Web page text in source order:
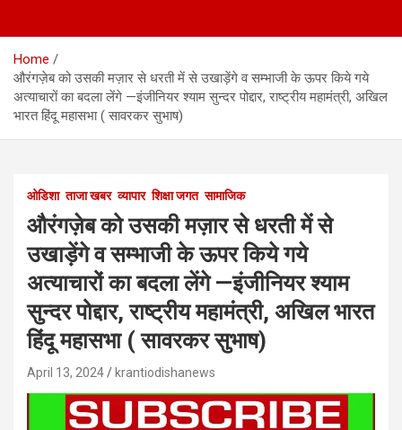
Home
औरंगज़ेब को उसकी मज़ार से धरती में से उखाड़ेंगे व सम्भाजी के ऊपर किये गये
अत्याचारों का बदला लेंगे —इंजीनियर श्याम सुन्दर पोद्दार, राष्ट्रीय महामंत्री, अखिल
भारत हिंदू महासभा ( सावरकर सुभाष)
ओडिशा ताजा खबर व्यापार शिक्षा जगत सामाजिक
औरंगज़ेब को उसकी मज़ार से धरती में से
उखाड़ेंगे व सम्भाजी के ऊपर किये गये
अत्याचारों का बदला लेंगे —इंजीनियर श्याम
सुन्दर पोद्दार, राष्ट्रीय महामंत्री, अखिल भारत
हिंदू महासभा ( सावरकर सुभाष)
April 13, 2024 krantiodishanews